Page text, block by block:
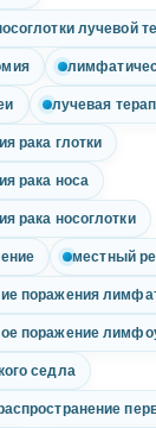
лучевой
лучевая
рака глотки
рака носа
рака носоглотки
местный
поражения
поражение
седла